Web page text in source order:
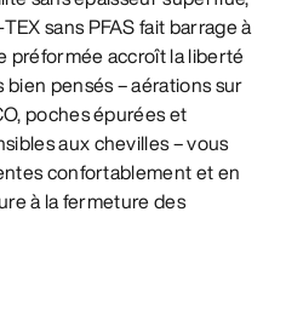
sans PFAS fait barrage à
préformée accroît la liberté
pensés – aérations sur
poches épurées et
aux chevilles – vous
confortablement et en
à la fermeture des